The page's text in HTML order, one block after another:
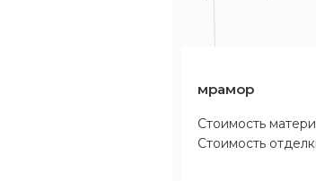
мрамор
Стоимость
Стоимость